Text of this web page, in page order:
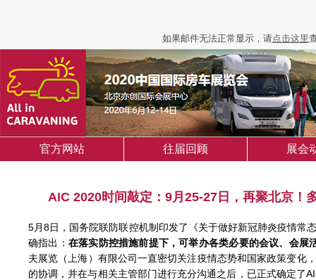
如果邮件无法正常显示，请点击这里
官方网站 往届回顾 展会
AIC 2020时间敲定：9月25-27日，再聚北京！
5月8日，国务院联防联控机制印发了《关于做好新冠肺炎疫情常
确指出： 在落实防控措施前提下，可举办各类必要的会议、会展
夫展览（上海）有限公司一直密切关注疫情态势和国家政策变化
的协调，并在与相关主管部门进行充分沟通之后，已正式确定了